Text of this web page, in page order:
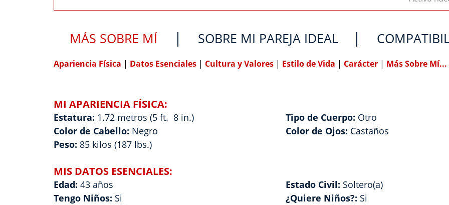
MÁS SOBRE MÍ SOBRE MI PAREJA IDEAL
Apariencia Física | Datos Esenciales | Cultura y Valores | Estilo de Vida | Carácter | Más Sobre Mí...
MI APARIENCIA FÍSICA:
Estatura: 1.72 metros (5 ft. 8 in.)
Color de Cabello: Negro
Peso: 85 kilos (187 lbs.)
Tipo de Cuerpo: Otro
Color de Ojos: Castaños
MIS DATOS ESENCIALES:
Edad: 43 años
Tengo Niños: Si
Estado Civil: Soltero(a)
¿Quiere Niños?: Si